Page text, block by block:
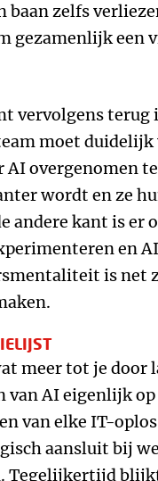
baan zelfs
gezamenlijk een
vervolgens
moet
overgenomen
wordt en ze
andere kant is er
en
is net
meer tot je door
AI eigenlijk
van elke IT-
aansluit bij
Tegelijkertijd